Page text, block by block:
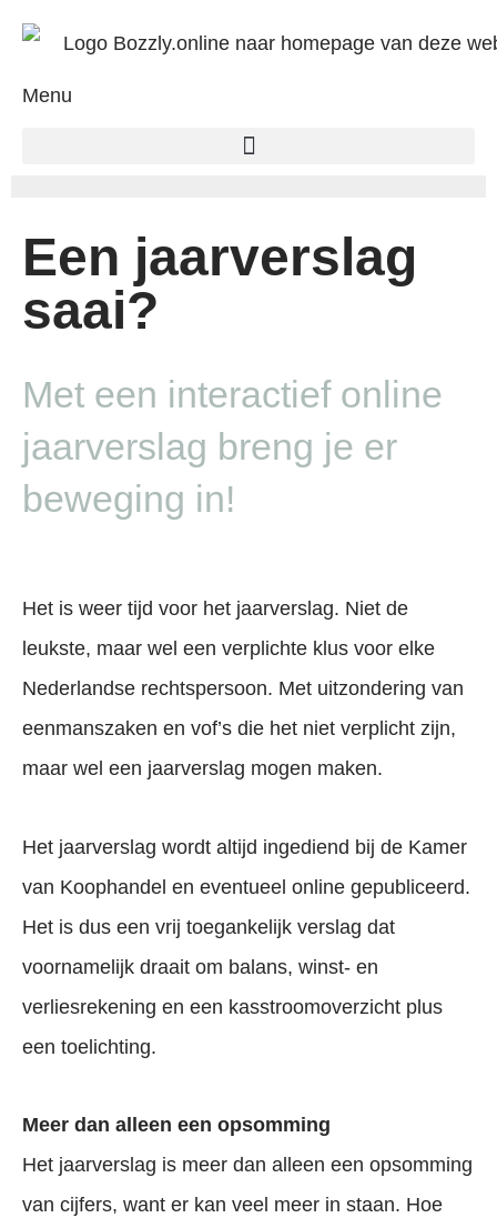
Menu
Een jaarverslag
saai?
Met een interactief online
jaarverslag breng je er
beweging in!
Het is weer tijd voor het jaarverslag. Niet de
leukste, maar wel een verplichte klus voor elke
Nederlandse rechtspersoon. Met uitzondering van
eenmanszaken en vof’s die het niet verplicht zijn,
maar wel een jaarverslag mogen maken.
Het jaarverslag wordt altijd ingediend bij de Kamer
van Koophandel en eventueel online gepubliceerd.
Het is dus een vrij toegankelijk verslag dat
voornamelijk draait om balans, winst- en
verliesrekening en een kasstroomoverzicht plus
een toelichting.
Meer dan alleen een opsomming
Het jaarverslag is meer dan alleen een opsomming
van cijfers, want er kan veel meer in staan. Hoe